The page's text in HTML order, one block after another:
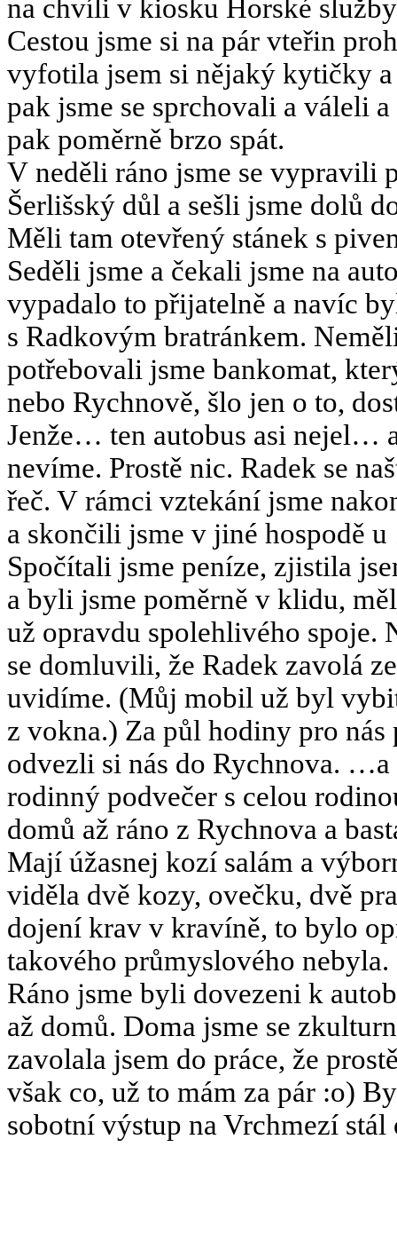
na chvíli v kiosku Horské
Cestou jsme si na pár vteřin
vyfotila jsem si nějaký kytičky a
pak jsme se sprchovali a váleli
pak poměrně brzo spát.
V neděli ráno jsme se vypravili
Šerlišský důl a sešli jsme dolů
Měli tam otevřený stánek s
Seděli jsme a čekali jsme na
vypadalo to přijatelně a navíc
s Radkovým bratránkem.
potřebovali jsme bankomat,
nebo Rychnově, šlo jen o to,
Jenže… ten autobus asi nejel…
nevíme. Prostě nic. Radek se
řeč. V rámci vztekání jsme
a skončili jsme v jiné hospodě
Spočítali jsme peníze, zjistila
a byli jsme poměrně v klidu,
už opravdu spolehlivého spoje.
se domluvili, že Radek zavolá
uvidíme. (Můj mobil už byl
z vokna.) Za půl hodiny pro
odvezli si nás do Rychnova.
rodinný podvečer s celou
domů až ráno z Rychnova a
Mají úžasnej kozí salám a
viděla dvě kozy, ovečku, dvě
dojení krav v kravíně, to bylo
takového průmyslového nebyla.
Ráno jsme byli dovezeni k
až domů. Doma jsme se
zavolala jsem do práce, že
však co, už to mám za pár :o)
sobotní výstup na Vrchmezí